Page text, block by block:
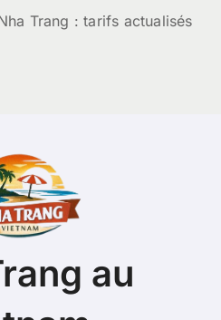
Trang : tarifs actualisés
au